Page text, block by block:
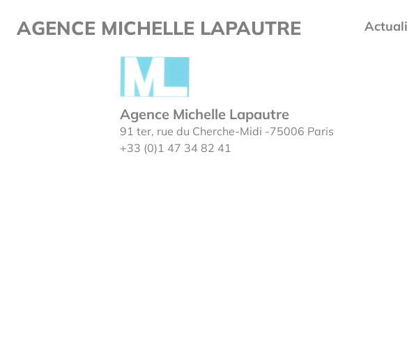
AGENCE MICHELLE LAPAUTRE
Agence Michelle Lapautre
91 ter, rue du Cherche-Midi -75006 Paris
+33 (0)1 47 34 82 41